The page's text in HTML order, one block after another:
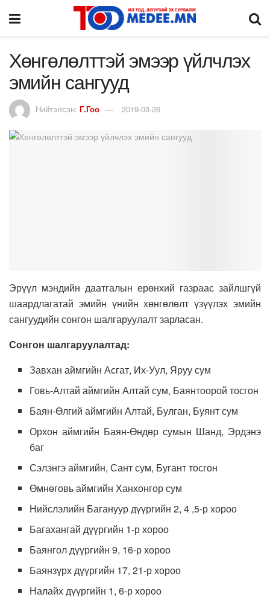
Хөнгөлөлттэй эмээр үйлчлэх
эмийн сангууд
Нийтэлсэн: Г.Гоо 2019-03-26
Эрүүл мэндийн даатгалын ерөнхий газраас зайлшгүй
шаардлагатай эмийн үнийн хөнгөлөлт үзүүлэх эмийн
сангуудийн сонгон шалгаруулалт зарласан.
Сонгон шалгаруулалтад:
Завхан аймгийн Асгат, Их-Уул, Яруу сум
Говь-Алтай аймгийн Алтай сум, Баянтоорой тосгон
Баян-Өлгий аймгийн Алтай, Булган, Буянт сум
Орхон аймгийн Баян-Өндөр сумын Шанд, Эрдэнэ
баг
Сэлэнгэ аймгийн, Сант сум, Бугант тосгон
Өмнөговь аймгийн Ханхонгор сум
Нийслэлийн Багануур дүүргийн 2, 4 ,5-р хороо
Багахангай дүүргийн 1-р хороо
Баянгол дүүргийн 9, 16-р хороо
Баянзүрх дүүргийн 17, 21-р хороо
Налайх дүүргийн 1, 6-р хороо